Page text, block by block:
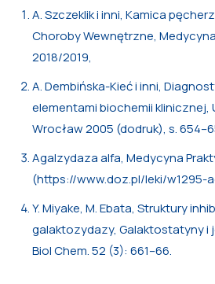
A. Szczeklik i inni, Kamica
Choroby Wewnętrzne,
2018/2019,
A. Dembińska-Kieć i inni,
elementami biochemii klinicznej,
Wrocław 2005 (dodruk), s.
Agalzydaza alfa, Medycyna
(https://www.doz.pl/leki/w1295-
Y. Miyake, M. Ebata, Struktury
galaktozydazy, Galaktostatyny i
Biol Chem. 52 (3): 661–66.